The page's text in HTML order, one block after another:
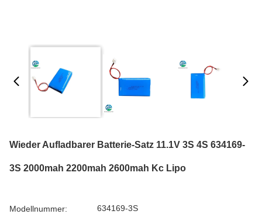
Wieder Aufladbarer Batterie-Satz 11.1V 3S 4S 634169-
3S 2000mah 2200mah 2600mah Kc Lipo
Modellnummer: 634169-3S